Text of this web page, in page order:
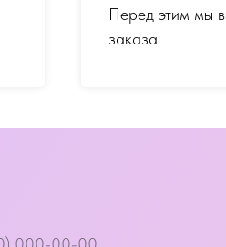
Перед этим мы
заказа.